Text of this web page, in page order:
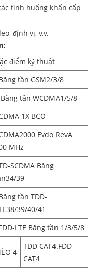
tình huống khẩn cấp
định vị, v.v.
điểm kỹ thuật
tần GSM2/3/8
tần WCDMA1/5/8
1X BCO
Evdo RevA
MHz
SCDMA Băng
39
tần TDD-
39/40/41
LTE Băng tần 1/3/5/8
4
TDD CAT4.FDD
CAT4